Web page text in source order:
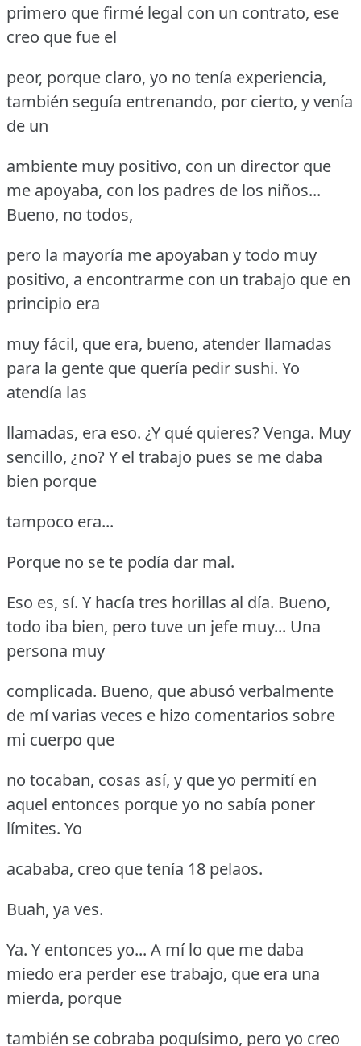
primero que firmé legal con un contrato, ese
creo que fue el
peor, porque claro, yo no tenía experiencia,
también seguía entrenando, por cierto, y venía
de un
ambiente muy positivo, con un director que
me apoyaba, con los padres de los niños...
Bueno, no todos,
pero la mayoría me apoyaban y todo muy
positivo, a encontrarme con un trabajo que en
principio era
muy fácil, que era, bueno, atender llamadas
para la gente que quería pedir sushi. Yo
atendía las
llamadas, era eso. ¿Y qué quieres?Venga. Muy
sencillo, ¿no?Y el trabajo pues se me daba
bien porque
tampoco era...
Porque no se te podía dar mal.
Eso es, sí. Y hacía tres horillas al día. Bueno,
todo iba bien, pero tuve un jefe muy... Una
persona muy
complicada. Bueno, que abusó verbalmente
de mí varias veces e hizo comentarios sobre
mi cuerpo que
no tocaban, cosas así, y que yo permití en
aquel entonces porque yo no sabía poner
límites. Yo
acababa, creo que tenía 18 pelaos.
Buah, ya ves.
Ya. Y entonces yo... A mí lo que me daba
miedo era perder ese trabajo, que era una
mierda, porque
también se cobraba poquísimo, pero yo creo